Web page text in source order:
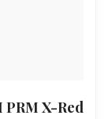
X-Red